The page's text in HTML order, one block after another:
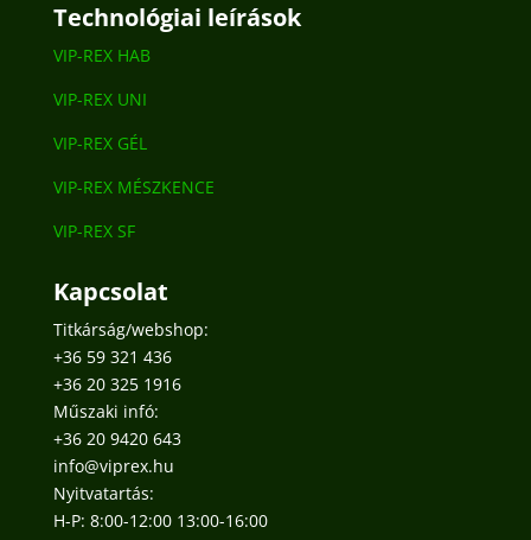
Technológiai leírások
VIP-REX HAB
VIP-REX UNI
VIP-REX GÉL
VIP-REX MÉSZKENCE
VIP-REX SF
Kapcsolat
Titkárság/webshop:
+36 59 321 436
+36 20 325 1916
Műszaki infó:
+36 20 9420 643
info@viprex.hu
Nyitvatartás:
H-P: 8:00-12:00 13:00-16:00